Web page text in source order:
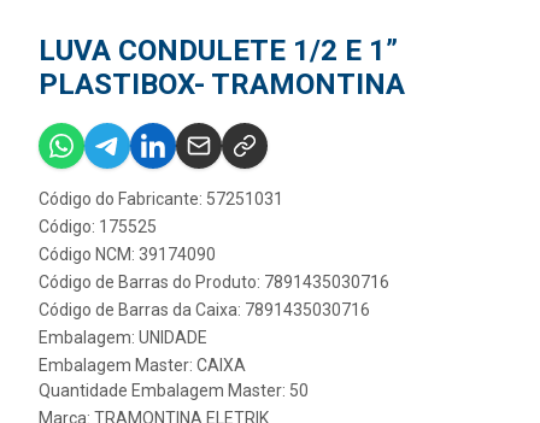
LUVA CONDULETE 1/2 E 1”
PLASTIBOX- TRAMONTINA
Código do Fabricante: 57251031
Código: 175525
Código NCM: 39174090
Código de Barras do Produto: 7891435030716
Código de Barras da Caixa: 7891435030716
Embalagem: UNIDADE
Embalagem Master: CAIXA
Quantidade Embalagem Master: 50
Marca: TRAMONTINA ELETRIK